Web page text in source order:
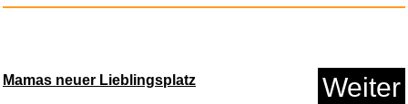
Mamas neuer Lieblingsplatz Weiter